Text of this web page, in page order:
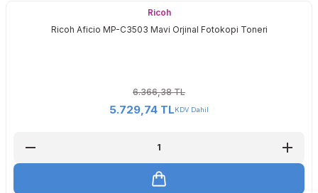
Deneyimini Paylaş
Ricoh
Ricoh Aficio MP-C3503 Mavi Orjinal Fotokopi Toneri
6.366,38 TL
5.729,74 TLKDV Dahil